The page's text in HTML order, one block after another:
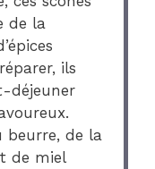
de la
ils
déjeuner
beurre, de la
de miel